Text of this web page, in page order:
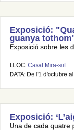
Exposició:
guanya
Exposició sobre les
LLOC: Casal Mira-sol
DATA: De l'1 d'octubre
Exposició:
Una de cada quatre